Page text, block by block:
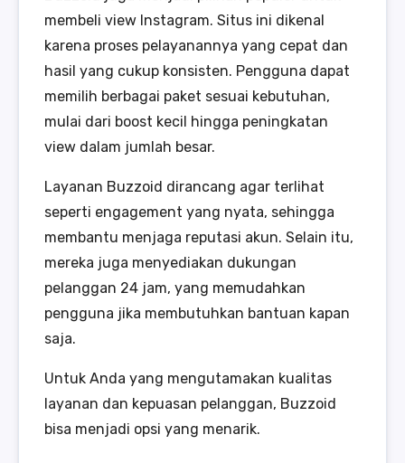
membeli view Instagram. Situs ini dikenal
karena proses pelayanannya yang cepat dan
hasil yang cukup konsisten. Pengguna dapat
memilih berbagai paket sesuai kebutuhan,
mulai dari boost kecil hingga peningkatan
view dalam jumlah besar.
Layanan Buzzoid dirancang agar terlihat
seperti engagement yang nyata, sehingga
membantu menjaga reputasi akun. Selain itu,
mereka juga menyediakan dukungan
pelanggan 24 jam, yang memudahkan
pengguna jika membutuhkan bantuan kapan
saja.
Untuk Anda yang mengutamakan kualitas
layanan dan kepuasan pelanggan, Buzzoid
bisa menjadi opsi yang menarik.